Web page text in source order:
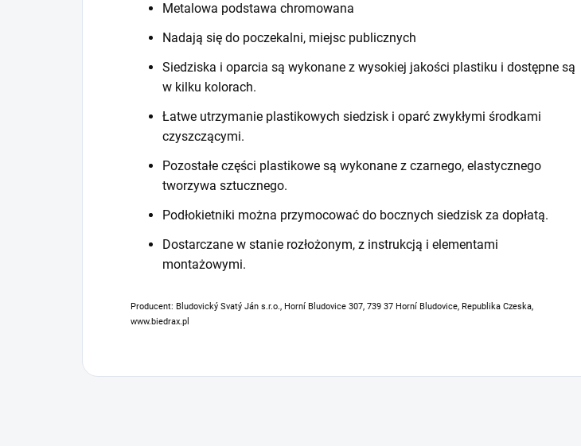
Metalowa podstawa chromowana
Nadają się do poczekalni, miejsc publicznych
Siedziska i oparcia są wykonane z wysokiej jakości plastiku i dostępne są
w kilku kolorach.
Łatwe utrzymanie plastikowych siedzisk i oparć zwykłymi środkami
czyszczącymi.
Pozostałe części plastikowe są wykonane z czarnego, elastycznego
tworzywa sztucznego.
Podłokietniki można przymocować do bocznych siedzisk za dopłatą.
Dostarczane w stanie rozłożonym, z instrukcją i elementami
montażowymi.
Producent: Bludovický Svatý Ján s.r.o., Horní Bludovice 307, 739 37 Horní Bludovice, Republika Czeska,
www.biedrax.pl